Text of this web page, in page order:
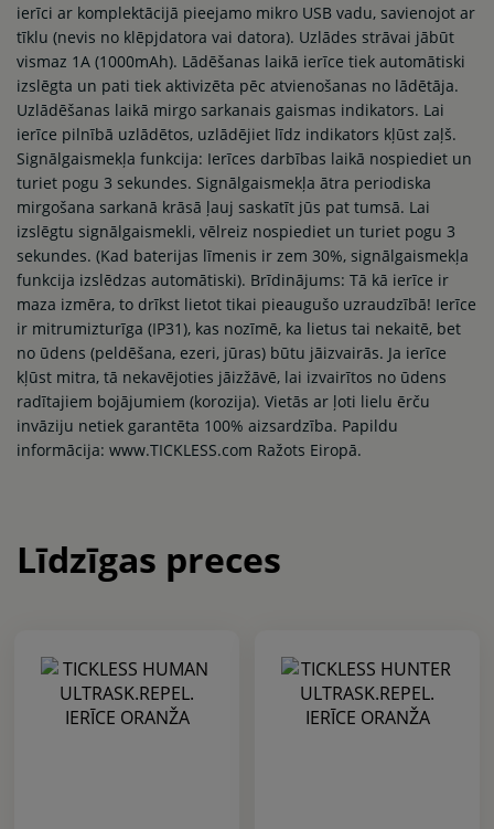
ierīci ar komplektācijā pieejamo mikro USB vadu, savienojot ar
tīklu (nevis no klēpjdatora vai datora). Uzlādes strāvai jābūt
vismaz 1A (1000mAh). Lādēšanas laikā ierīce tiek automātiski
izslēgta un pati tiek aktivizēta pēc atvienošanas no lādētāja.
Uzlādēšanas laikā mirgo sarkanais gaismas indikators. Lai
ierīce pilnībā uzlādētos, uzlādējiet līdz indikators kļūst zaļš.
Signālgaismekļa funkcija: Ierīces darbības laikā nospiediet un
turiet pogu 3 sekundes. Signālgaismekļa ātra periodiska
mirgošana sarkanā krāsā ļauj saskatīt jūs pat tumsā. Lai
izslēgtu signālgaismekli, vēlreiz nospiediet un turiet pogu 3
sekundes. (Kad baterijas līmenis ir zem 30%, signālgaismekļa
funkcija izslēdzas automātiski). Brīdinājums: Tā kā ierīce ir
maza izmēra, to drīkst lietot tikai pieaugušo uzraudzībā! Ierīce
ir mitrumizturīga (IP31), kas nozīmē, ka lietus tai nekaitē, bet
no ūdens (peldēšana, ezeri, jūras) būtu jāizvairās. Ja ierīce
kļūst mitra, tā nekavējoties jāizžāvē, lai izvairītos no ūdens
radītajiem bojājumiem (korozija). Vietās ar ļoti lielu ērču
invāziju netiek garantēta 100% aizsardzība. Papildu
informācija: www.TICKLESS.com Ražots Eiropā.
Līdzīgas preces